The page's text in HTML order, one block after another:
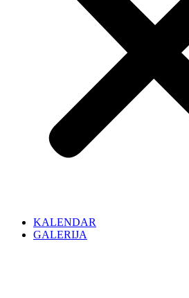
KALENDAR
GALERIJA